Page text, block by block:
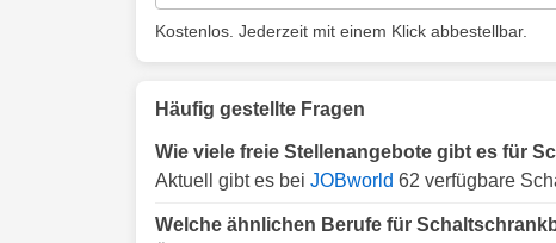
Kostenlos. Jederzeit mit einem Klick abbestellbar.
Häufig gestellte Fragen
Wie viele freie Stellenangebote gibt es für
Aktuell gibt es bei JOBworld 62 verfügbare
Welche ähnlichen Berufe für